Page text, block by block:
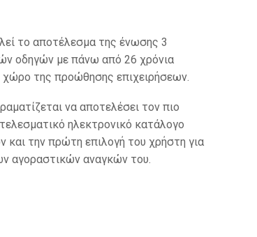
το αποτέλεσμα της ένωσης 3
οδηγών με πάνω από 26 χρόνια
χώρο της προώθησης επιχειρήσεων.
να αποτελέσει τον πιο
ηλεκτρονικό κατάλογο
και την πρώτη επιλογή του χρήστη για
αγοραστικών αναγκών του.